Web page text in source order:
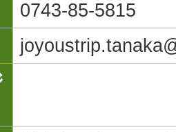
0743-85-5815